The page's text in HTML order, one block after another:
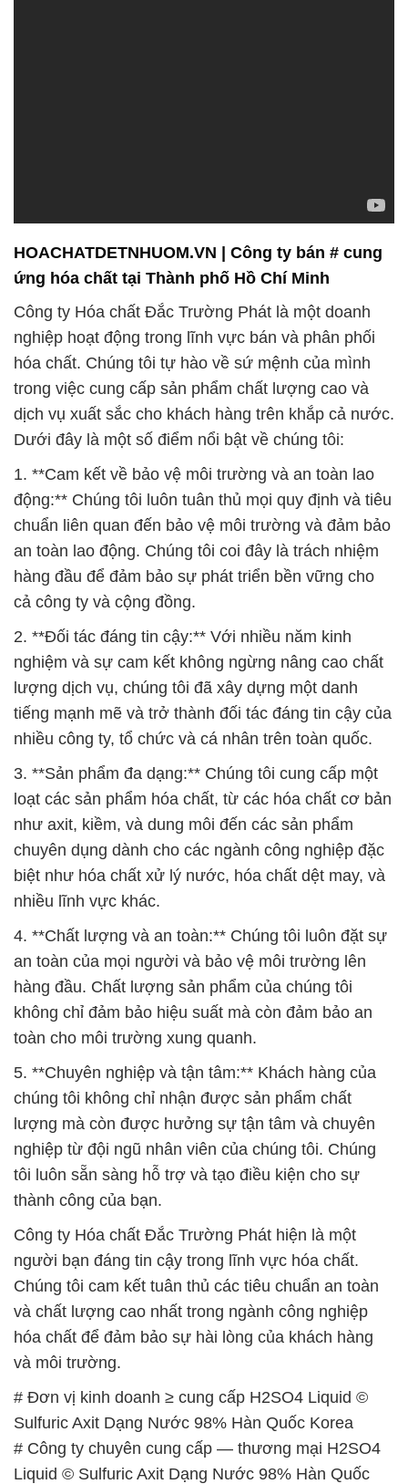
HOACHATDETNHUOM.VN | Công ty bán # cung
ứng hóa chất tại Thành phố Hồ Chí Minh
Công ty Hóa chất Đắc Trường Phát là một doanh
nghiệp hoạt động trong lĩnh vực bán và phân phối
hóa chất. Chúng tôi tự hào về sứ mệnh của mình
trong việc cung cấp sản phẩm chất lượng cao và
dịch vụ xuất sắc cho khách hàng trên khắp cả nước.
Dưới đây là một số điểm nổi bật về chúng tôi:
1. **Cam kết về bảo vệ môi trường và an toàn lao
động:** Chúng tôi luôn tuân thủ mọi quy định và tiêu
chuẩn liên quan đến bảo vệ môi trường và đảm bảo
an toàn lao động. Chúng tôi coi đây là trách nhiệm
hàng đầu để đảm bảo sự phát triển bền vững cho
cả công ty và cộng đồng.
2. **Đối tác đáng tin cậy:** Với nhiều năm kinh
nghiệm và sự cam kết không ngừng nâng cao chất
lượng dịch vụ, chúng tôi đã xây dựng một danh
tiếng mạnh mẽ và trở thành đối tác đáng tin cậy của
nhiều công ty, tổ chức và cá nhân trên toàn quốc.
3. **Sản phẩm đa dạng:** Chúng tôi cung cấp một
loạt các sản phẩm hóa chất, từ các hóa chất cơ bản
như axit, kiềm, và dung môi đến các sản phẩm
chuyên dụng dành cho các ngành công nghiệp đặc
biệt như hóa chất xử lý nước, hóa chất dệt may, và
nhiều lĩnh vực khác.
4. **Chất lượng và an toàn:** Chúng tôi luôn đặt sự
an toàn của mọi người và bảo vệ môi trường lên
hàng đầu. Chất lượng sản phẩm của chúng tôi
không chỉ đảm bảo hiệu suất mà còn đảm bảo an
toàn cho môi trường xung quanh.
5. **Chuyên nghiệp và tận tâm:** Khách hàng của
chúng tôi không chỉ nhận được sản phẩm chất
lượng mà còn được hưởng sự tận tâm và chuyên
nghiệp từ đội ngũ nhân viên của chúng tôi. Chúng
tôi luôn sẵn sàng hỗ trợ và tạo điều kiện cho sự
thành công của bạn.
Công ty Hóa chất Đắc Trường Phát hiện là một
người bạn đáng tin cậy trong lĩnh vực hóa chất.
Chúng tôi cam kết tuân thủ các tiêu chuẩn an toàn
và chất lượng cao nhất trong ngành công nghiệp
hóa chất để đảm bảo sự hài lòng của khách hàng
và môi trường.
# Đơn vị kinh doanh ≥ cung cấp H2SO4 Liquid ©
Sulfuric Axit Dạng Nước 98% Hàn Quốc Korea
# Công ty chuyên cung cấp — thương mại H2SO4
Liquid © Sulfuric Axit Dạng Nước 98% Hàn Quốc